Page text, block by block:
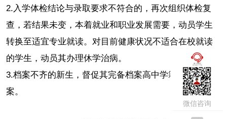
2.入学体检结论与录取要求不符合的，再次组织体检复
查，若结果未变，本着就业和职业发展需要，动员学生
转换至适宜专业就读。对目前健康状况不适合在校就读
的学生，动员其办理休学治病。
3.档案不齐的新生，督促其完备档案高中学籍或高考档
案。
周一到周五
09:00-17:30
微信咨询